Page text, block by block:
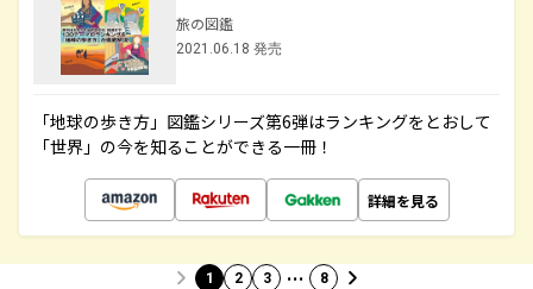
旅の図鑑
2021.06.18 発売
「地球の歩き方」図鑑シリーズ第6弾はランキングをとおして
「世界」の今を知ることができる一冊！
詳細を見る
1 2 3 … 8